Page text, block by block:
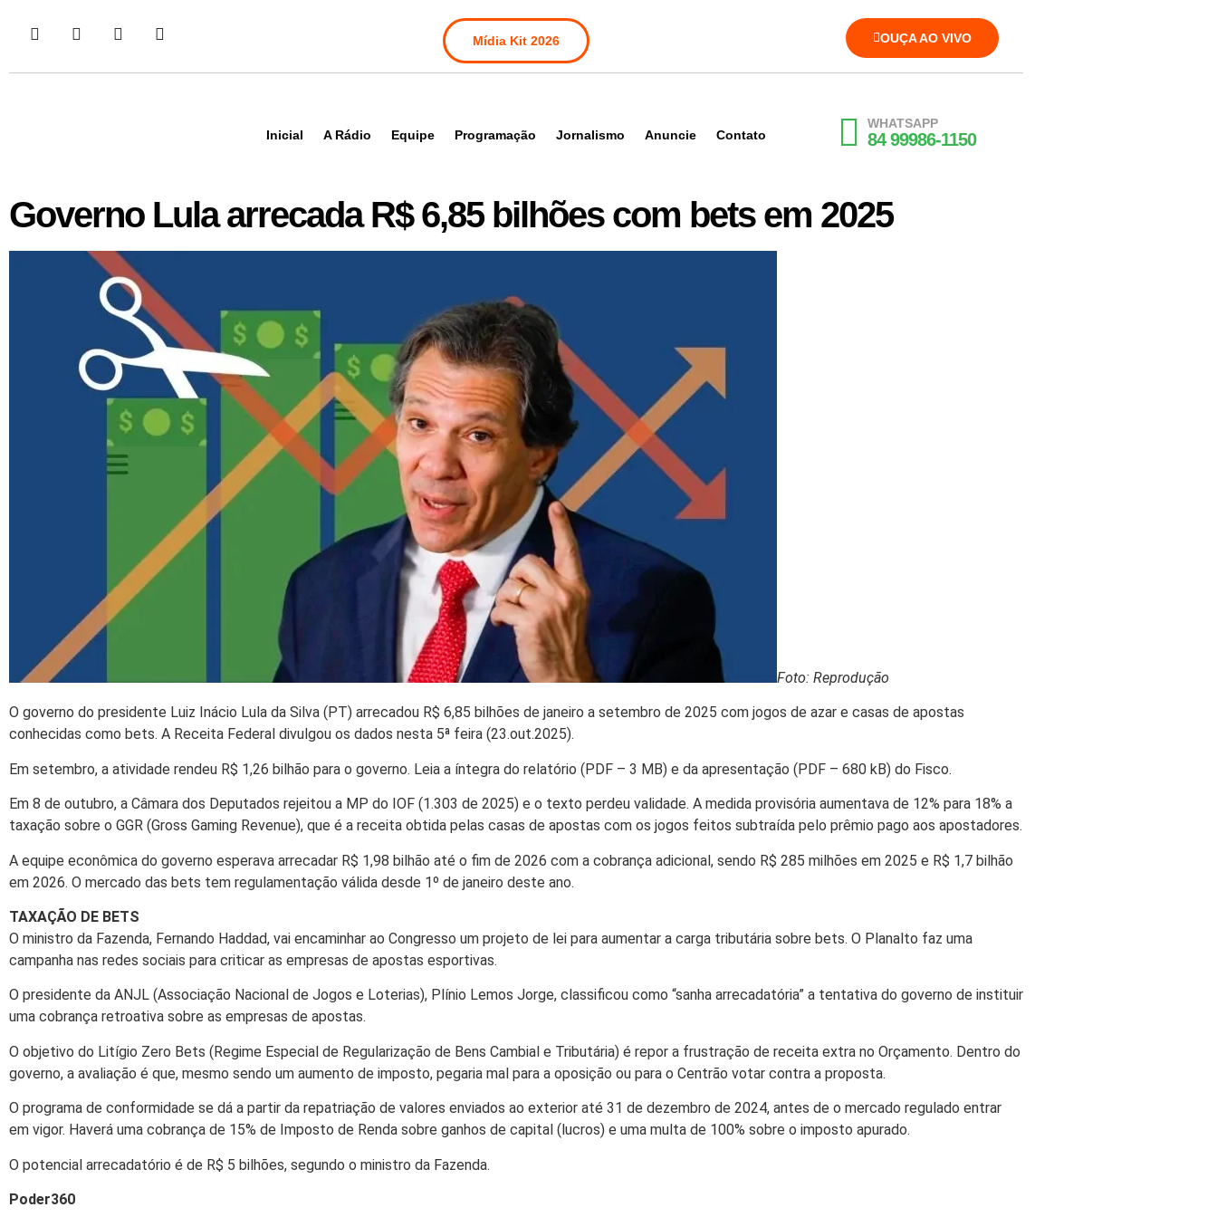
Mídia Kit 2026 OUÇA AO VIVO
Inicial A Rádio Equipe Programação Jornalismo Anuncie Contato
WHATSAPP
84 99986-1150
Governo Lula arrecada R$ 6,85 bilhões com bets em 2025
Foto: Reprodução
O governo do presidente Luiz Inácio Lula da Silva (PT) arrecadou R$ 6,85 bilhões de janeiro a setembro de 2025 com jogos de azar e casas de apostas
conhecidas como bets. A Receita Federal divulgou os dados nesta 5ª feira (23.out.2025).
Em setembro, a atividade rendeu R$ 1,26 bilhão para o governo. Leia a íntegra do relatório (PDF – 3 MB) e da apresentação (PDF – 680 kB) do Fisco.
Em 8 de outubro, a Câmara dos Deputados rejeitou a MP do IOF (1.303 de 2025) e o texto perdeu validade. A medida provisória aumentava de 12% para 18% a
taxação sobre o GGR (Gross Gaming Revenue), que é a receita obtida pelas casas de apostas com os jogos feitos subtraída pelo prêmio pago aos apostadores.
A equipe econômica do governo esperava arrecadar R$ 1,98 bilhão até o fim de 2026 com a cobrança adicional, sendo R$ 285 milhões em 2025 e R$ 1,7 bilhão
em 2026. O mercado das bets tem regulamentação válida desde 1º de janeiro deste ano.
TAXAÇÃO DE BETS
O ministro da Fazenda, Fernando Haddad, vai encaminhar ao Congresso um projeto de lei para aumentar a carga tributária sobre bets. O Planalto faz uma
campanha nas redes sociais para criticar as empresas de apostas esportivas.
O presidente da ANJL (Associação Nacional de Jogos e Loterias), Plínio Lemos Jorge, classificou como “sanha arrecadatória” a tentativa do governo de instituir
uma cobrança retroativa sobre as empresas de apostas.
O objetivo do Litígio Zero Bets (Regime Especial de Regularização de Bens Cambial e Tributária) é repor a frustração de receita extra no Orçamento. Dentro do
governo, a avaliação é que, mesmo sendo um aumento de imposto, pegaria mal para a oposição ou para o Centrão votar contra a proposta.
O programa de conformidade se dá a partir da repatriação de valores enviados ao exterior até 31 de dezembro de 2024, antes de o mercado regulado entrar
em vigor. Haverá uma cobrança de 15% de Imposto de Renda sobre ganhos de capital (lucros) e uma multa de 100% sobre o imposto apurado.
O potencial arrecadatório é de R$ 5 bilhões, segundo o ministro da Fazenda.
Poder360